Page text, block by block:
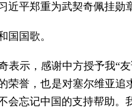
近平郑重为武契奇佩挂
国国歌。
表示，感谢中方授予我“
荣誉，也是对塞尔维亚
会忘记中国的支持帮助